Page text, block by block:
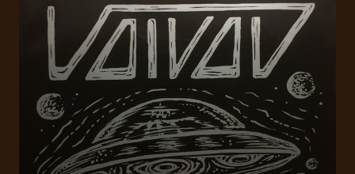
MAGASIN
DIFFUSION
PRESSE
PIGGY
CONTACT